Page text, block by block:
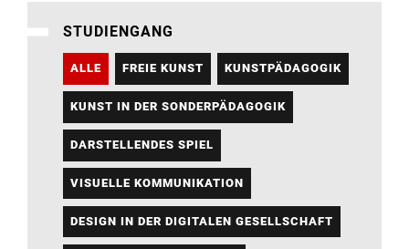
STUDIENGANG
ALLE FREIE KUNST KUNSTPÄDAGOGIK
KUNST IN DER SONDERPÄDAGOGIK
DARSTELLENDES SPIEL
VISUELLE KOMMUNIKATION
DESIGN IN DER DIGITALEN GESELLSCHAFT